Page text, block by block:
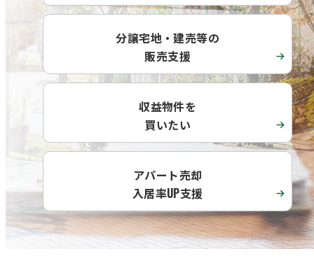
分譲宅地・建売等の
販売支援
収益物件を
買いたい
アパート売却
入居率UP支援